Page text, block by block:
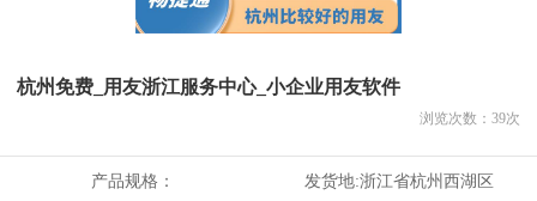
杭州免费_用友浙江服务中心_小企业用友软件
浏览次数： 39次
产品规格： 发货地:浙江省杭州西湖区